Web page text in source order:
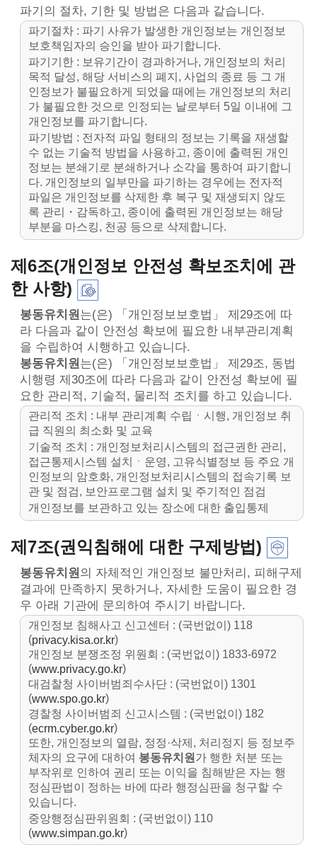
파기의 절차, 기한 및 방법은 다음과 같습니다.
파기절차 : 파기 사유가 발생한 개인정보는 개인정보
보호책임자의 승인을 받아 파기합니다.
파기기한 : 보유기간이 경과하거나, 개인정보의 처리
목적 달성, 해당 서비스의 폐지, 사업의 종료 등 그 개
인정보가 불필요하게 되었을 때에는 개인정보의 처리
가 불필요한 것으로 인정되는 날로부터 5일 이내에 그
개인정보를 파기합니다.
파기방법 : 전자적 파일 형태의 정보는 기록을 재생할
수 없는 기술적 방법을 사용하고, 종이에 출력된 개인
정보는 분쇄기로 분쇄하거나 소각을 통하여 파기합니
다. 개인정보의 일부만을 파기하는 경우에는 전자적
파일은 개인정보를 삭제한 후 복구 및 재생되지 않도
록 관리・감독하고, 종이에 출력된 개인정보는 해당
부분을 마스킹, 천공 등으로 삭제합니다.
제6조(개인정보 안전성 확보조치에 관
한 사항)
봉동유치원는(은) 「개인정보보호법」 제29조에 따
라 다음과 같이 안전성 확보에 필요한 내부관리계획
을 수립하여 시행하고 있습니다.
봉동유치원는(은) 「개인정보보호법」 제29조, 동법
시행령 제30조에 따라 다음과 같이 안전성 확보에 필
요한 관리적, 기술적, 물리적 조치를 하고 있습니다.
관리적 조치 : 내부 관리계획 수립ㆍ시행, 개인정보 취
급 직원의 최소화 및 교육
기술적 조치 : 개인정보처리시스템의 접근권한 관리,
접근통제시스템 설치ㆍ운영, 고유식별정보 등 주요 개
인정보의 암호화, 개인정보처리시스템의 접속기록 보
관 및 점검, 보안프로그램 설치 및 주기적인 점검
개인정보를 보관하고 있는 장소에 대한 출입통제
제7조(권익침해에 대한 구제방법)
봉동유치원 의 자체적인 개인정보 불만처리, 피해구제
결과에 만족하지 못하거나, 자세한 도움이 필요한 경
우 아래 기관에 문의하여 주시기 바랍니다.
개인정보 침해사고 신고센터 : (국번없이) 118
(privacy.kisa.or.kr)
개인정보 분쟁조정 위원회 : (국번없이) 1833-6972
(www.privacy.go.kr)
대검찰청 사이버범죄수사단 : (국번없이) 1301
(www.spo.go.kr)
경찰청 사이버범죄 신고시스템 : (국번없이) 182
(ecrm.cyber.go.kr)
또한, 개인정보의 열람, 정정·삭제, 처리정지 등 정보주
체자의 요구에 대하여 봉동유치원 가 행한 처분 또는
부작위로 인하여 권리 또는 이익을 침해받은 자는 행
정심판법이 정하는 바에 따라 행정심판을 청구할 수
있습니다.
중앙행정심판위원회 : (국번없이) 110
(www.simpan.go.kr)